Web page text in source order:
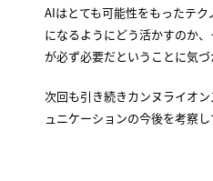
AIはとても可能性をもったテ
になるようにどう活かすのか
が必ず必要だということに気づ
次回も引き続きカンヌライオ
ュニケーションの今後を考察し